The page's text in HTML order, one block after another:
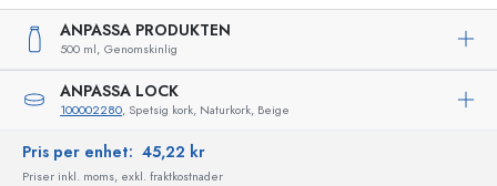
ANPASSA PRODUKTEN
500 ml, Genomskinlig
ANPASSA LOCK
100002280, Spetsig kork, Naturkork, Beige
Pris per enhet: 45,22 kr
Priser inkl. moms, exkl. fraktkostnader